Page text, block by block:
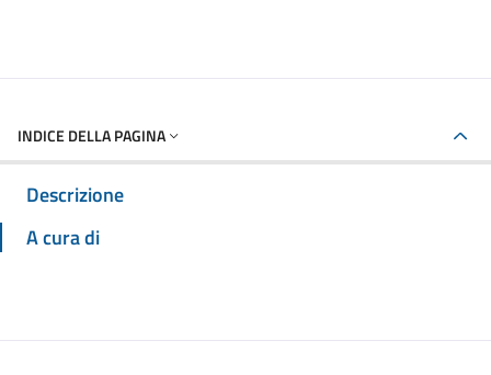
INDICE DELLA PAGINA
Descrizione
A cura di